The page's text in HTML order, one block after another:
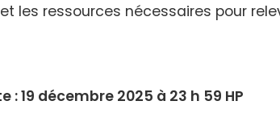
tab)
les ressources nécessaires pour
19 décembre 2025 à 23 h 59 HP